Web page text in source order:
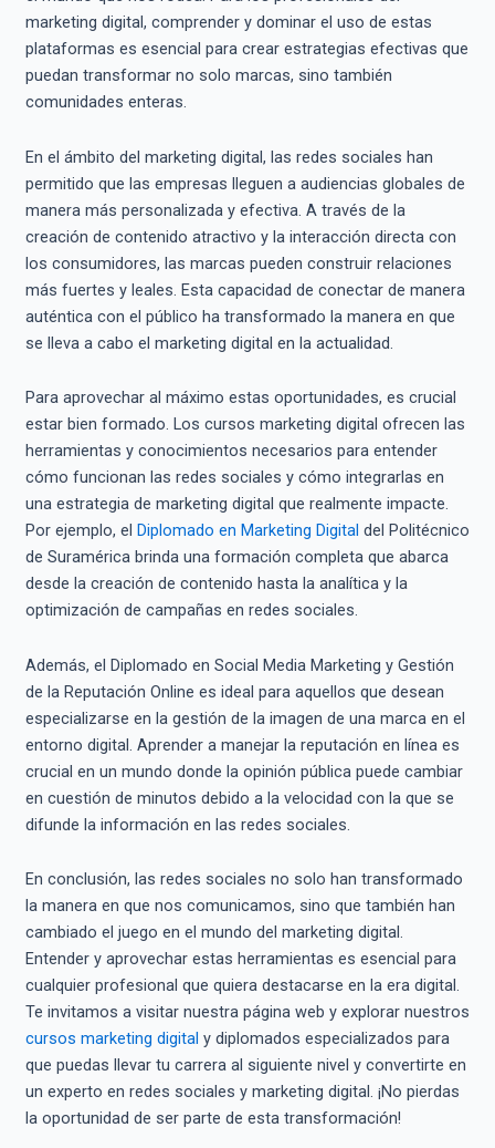
marketing digital, comprender y dominar el uso de estas
plataformas es esencial para crear estrategias efectivas que
puedan transformar no solo marcas, sino también
comunidades enteras.
En el ámbito del marketing digital, las redes sociales han
permitido que las empresas lleguen a audiencias globales de
manera más personalizada y efectiva. A través de la
creación de contenido atractivo y la interacción directa con
los consumidores, las marcas pueden construir relaciones
más fuertes y leales. Esta capacidad de conectar de manera
auténtica con el público ha transformado la manera en que
se lleva a cabo el marketing digital en la actualidad.
Para aprovechar al máximo estas oportunidades, es crucial
estar bien formado. Los cursos marketing digital ofrecen las
herramientas y conocimientos necesarios para entender
cómo funcionan las redes sociales y cómo integrarlas en
una estrategia de marketing digital que realmente impacte.
Por ejemplo, el Diplomado en Marketing Digital del Politécnico
de Suramérica brinda una formación completa que abarca
desde la creación de contenido hasta la analítica y la
optimización de campañas en redes sociales.
Además, el Diplomado en Social Media Marketing y Gestión
de la Reputación Online es ideal para aquellos que desean
especializarse en la gestión de la imagen de una marca en el
entorno digital. Aprender a manejar la reputación en línea es
crucial en un mundo donde la opinión pública puede cambiar
en cuestión de minutos debido a la velocidad con la que se
difunde la información en las redes sociales.
En conclusión, las redes sociales no solo han transformado
la manera en que nos comunicamos, sino que también han
cambiado el juego en el mundo del marketing digital.
Entender y aprovechar estas herramientas es esencial para
cualquier profesional que quiera destacarse en la era digital.
Te invitamos a visitar nuestra página web y explorar nuestros
cursos marketing digital y diplomados especializados para
que puedas llevar tu carrera al siguiente nivel y convertirte en
un experto en redes sociales y marketing digital. ¡No pierdas
la oportunidad de ser parte de esta transformación!